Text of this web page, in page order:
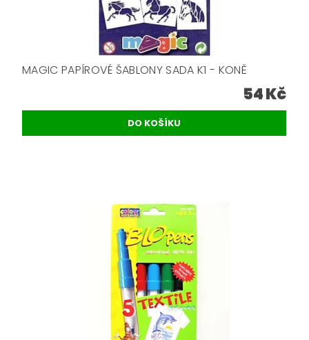
MAGIC PAPÍROVÉ ŠABLONY SADA K1 - KONĚ
54 Kč